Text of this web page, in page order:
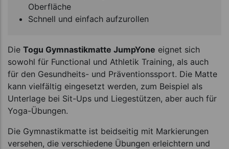
Oberfläche
Schnell und einfach aufzurollen
Die Togu Gymnastikmatte JumpYone eignet sich
sowohl für Functional und Athletik Training, als auch
für den Gesundheits- und Präventionssport. Die Matte
kann vielfältig eingesetzt werden, zum Beispiel als
Unterlage bei Sit-Ups und Liegestützen, aber auch für
Yoga-Übungen.
Die Gymnastikmatte ist beidseitig mit Markierungen
versehen, die verschiedene Übungen erleichtern und